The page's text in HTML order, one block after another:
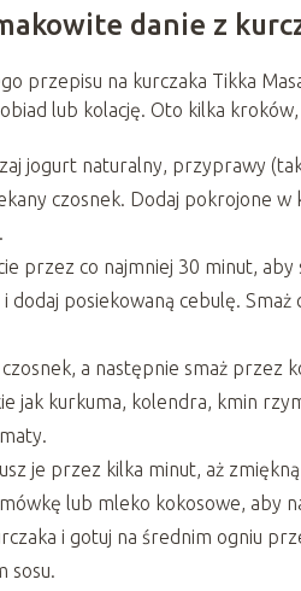
danie z
przepisu na kurczaka Tikka
lub kolację. Oto kilka
jogurt naturalny, przyprawy
czosnek. Dodaj pokrojone w
przez co najmniej 30 minut, aby
posiekowaną cebulę. Smaż
a następnie smaż przez
jak kurkuma, kolendra, kmin
je przez kilka minut, aż
lub mleko kokosowe, aby
i gotuj na średnim ogniu
sosu.